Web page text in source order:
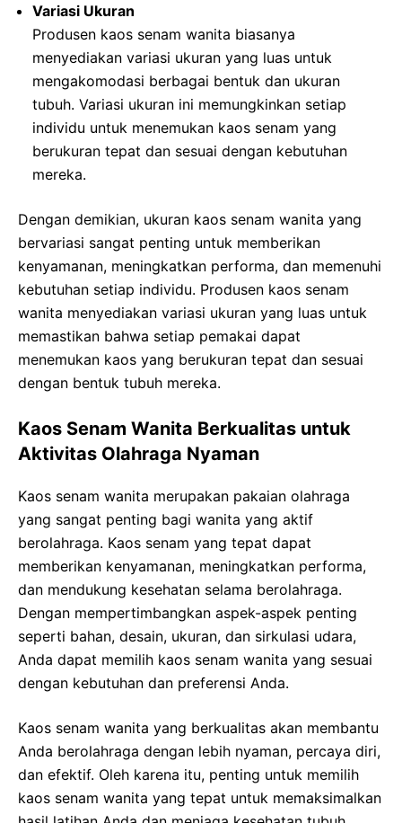
Variasi Ukuran
Produsen kaos senam wanita biasanya
menyediakan variasi ukuran yang luas untuk
mengakomodasi berbagai bentuk dan ukuran
tubuh. Variasi ukuran ini memungkinkan setiap
individu untuk menemukan kaos senam yang
berukuran tepat dan sesuai dengan kebutuhan
mereka.
Dengan demikian, ukuran kaos senam wanita yang
bervariasi sangat penting untuk memberikan
kenyamanan, meningkatkan performa, dan memenuhi
kebutuhan setiap individu. Produsen kaos senam
wanita menyediakan variasi ukuran yang luas untuk
memastikan bahwa setiap pemakai dapat
menemukan kaos yang berukuran tepat dan sesuai
dengan bentuk tubuh mereka.
Kaos Senam Wanita Berkualitas untuk
Aktivitas Olahraga Nyaman
Kaos senam wanita merupakan pakaian olahraga
yang sangat penting bagi wanita yang aktif
berolahraga. Kaos senam yang tepat dapat
memberikan kenyamanan, meningkatkan performa,
dan mendukung kesehatan selama berolahraga.
Dengan mempertimbangkan aspek-aspek penting
seperti bahan, desain, ukuran, dan sirkulasi udara,
Anda dapat memilih kaos senam wanita yang sesuai
dengan kebutuhan dan preferensi Anda.
Kaos senam wanita yang berkualitas akan membantu
Anda berolahraga dengan lebih nyaman, percaya diri,
dan efektif. Oleh karena itu, penting untuk memilih
kaos senam wanita yang tepat untuk memaksimalkan